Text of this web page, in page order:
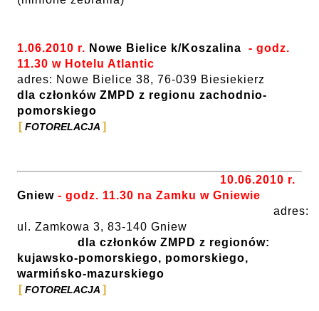
1.06.2010 r. Nowe Bielice k/Koszalina
- godz.
11.30 w Hotelu Atlantic
adres: Nowe Bielice 38, 76-039 Biesiekierz
dla członków ZMPD z regionu zachodnio-
pomorskiego
FOTORELACJA
10.06.2010 r.
Gniew - godz. 11.30 na Zamku w Gniewie
adres:
ul. Zamkowa 3, 83-140 Gniew
dla członków ZMPD z regionów:
kujawsko-pomorskiego, pomorskiego,
warmińsko-mazurskiego
FOTORELACJA